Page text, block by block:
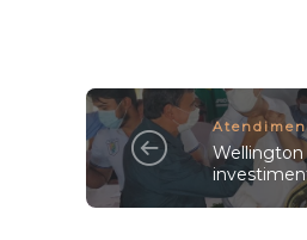
Wellington